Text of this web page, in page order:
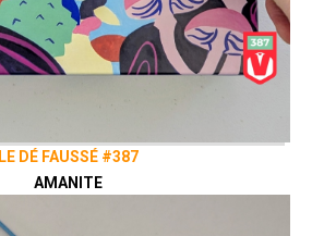
LE DÉ FAUSSÉ #387
AMANITE